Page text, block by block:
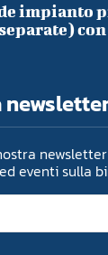
impianto
eventi sulla